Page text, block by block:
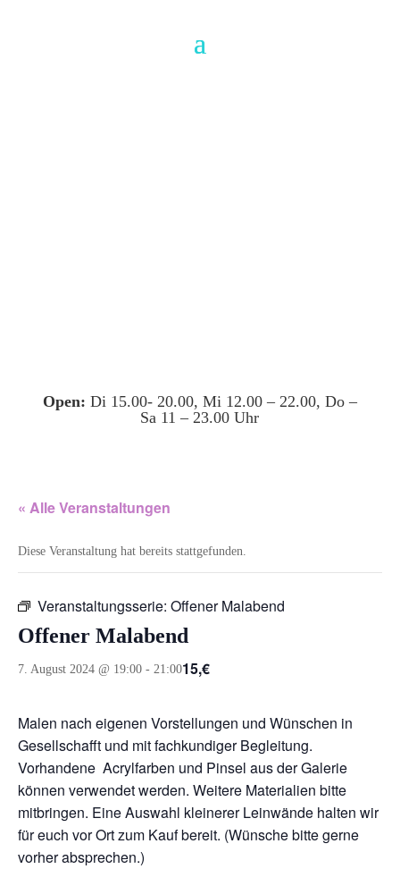
Open: Di 15.00- 20.00, Mi 12.00 – 22.00, Do –
Sa 11 – 23.00 Uhr
« Alle Veranstaltungen
Diese Veranstaltung hat bereits stattgefunden.
Veranstaltungsserie: Offener Malabend
Offener Malabend
7. August 2024 @ 19:00 - 21:0015,€
Malen nach eigenen Vorstellungen und Wünschen in
Gesellschafft und mit fachkundiger Begleitung.
Vorhandene Acrylfarben und Pinsel aus der Galerie
können verwendet werden. Weitere Materialien bitte
mitbringen. Eine Auswahl kleinerer Leinwände halten wir
für euch vor Ort zum Kauf bereit. (Wünsche bitte gerne
vorher absprechen.)